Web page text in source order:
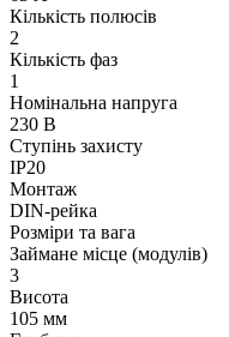
Кількість полюсів
2
Кількість фаз
1
Номінальна напруга
230 В
Ступінь захисту
IP20
Монтаж
DIN-рейка
Розміри та вага
Займане місце (модулів)
3
Висота
105 мм